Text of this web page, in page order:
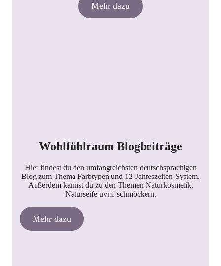
Mehr dazu
Wohlfühlraum Blogbeiträge
Hier findest du den umfangreichsten deutschsprachigen
Blog zum Thema Farbtypen und 12-Jahreszeiten-System.
Außerdem kannst du zu den Themen Naturkosmetik,
Naturseife uvm. schmöckern.
Mehr dazu